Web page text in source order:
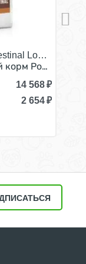
15 кг
Смол Дог
Low Fat
корм Роял
14 568₽
2 654₽